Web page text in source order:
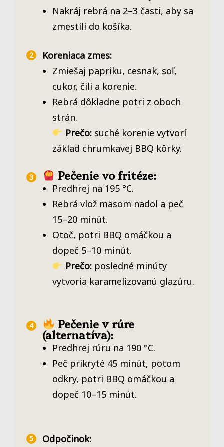
Nakráj rebrá na 2–3 časti, aby sa
zmestili do košíka.
Koreniaca zmes:
Zmiešaj papriku, cesnak, soľ,
cukor, čili a korenie.
Rebrá dôkladne potri z oboch
strán.
Prečo:suché korenie vytvorí
základ chrumkavej BBQ kôrky.
Pečenie vo fritéze:
Predhrej na 195 °C.
Rebrá vlož mäsom nadol a peč
15–20 minút.
Otoč, potri BBQ omáčkou a
dopeč 5–10 minút.
Prečo:posledné minúty
vytvoria karamelizovanú glazúru.
Pečenie v rúre
(alternatíva):
Predhrej rúru na 190 °C.
Peč prikryté 45 minút, potom
odkry, potri BBQ omáčkou a
dopeč 10–15 minút.
Odpočinok: